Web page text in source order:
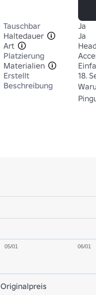
Tauschbar
Ja
Haltedauer
Ja
Art
Platzierung
Materialien
Erstellt
18.
Beschreibung
05/01 06/01
Originalpreis